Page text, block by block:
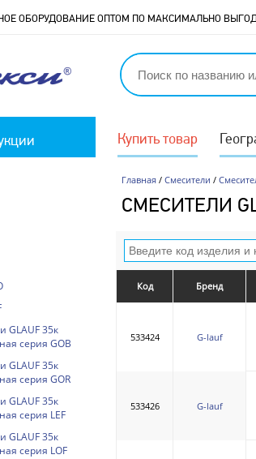
Купить товар
ОБОРУДОВАНИЕ ОПТОМ ПО МАКСИМАЛЬНО
Главная / Смесители /
СМЕСИТЕЛИ
Код Бренд
533424 G-lauf
533426 G-lauf
GLAUF 35к
серия GOB
GLAUF 35к
серия GOR
GLAUF 35к
серия LEF
GLAUF 35к
серия LOF